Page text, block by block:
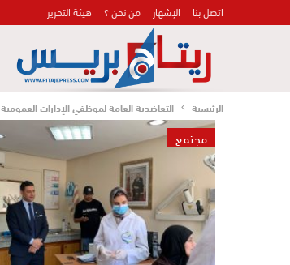
اتصل بنا الإشهار من نحن ؟ هيئة التحرير
الرئيسية التعاضدية العامة لموظفي الإدارات العمومية
مجتمع